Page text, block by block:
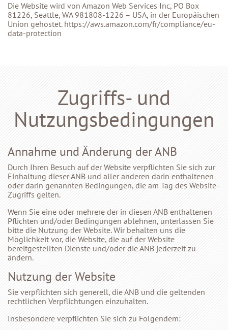
Die Website wird von Amazon Web Services Inc, PO Box
81226, Seattle, WA 981808-1226 – USA, in der Europäischen
Union gehostet. https://aws.amazon.com/fr/compliance/eu-
data-protection
Zugriffs- und
Nutzungsbedingungen
Annahme und Änderung der ANB
Durch Ihren Besuch auf der Website verpflichten Sie sich zur
Einhaltung dieser ANB und aller anderen darin enthaltenen
oder darin genannten Bedingungen, die am Tag des Website-
Zugriffs gelten.
Wenn Sie eine oder mehrere der in diesen ANB enthaltenen
Pflichten und/oder Bedingungen ablehnen, unterlassen Sie
bitte die Nutzung der Website. Wir behalten uns die
Möglichkeit vor, die Website, die auf der Website
bereitgestellten Dienste und/oder die ANB jederzeit zu
ändern.
Nutzung der Website
Sie verpflichten sich generell, die ANB und die geltenden
rechtlichen Verpflichtungen einzuhalten.
Insbesondere verpflichten Sie sich zu Folgendem: